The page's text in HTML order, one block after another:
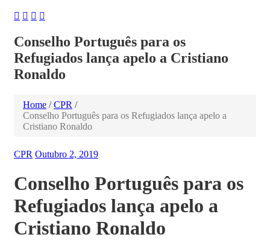
Conselho Português para os
Refugiados lança apelo a Cristiano
Ronaldo
Home / CPR /
Conselho Português para os Refugiados lança apelo a
Cristiano Ronaldo
CPR Outubro 2, 2019
Conselho Português para os
Refugiados lança apelo a
Cristiano Ronaldo